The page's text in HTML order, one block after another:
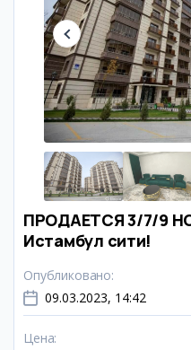
ПРОДАЕТСЯ 3/7/9
Истамбул сити!
Опубликовано:
09.03.2023, 14:42
Цена: